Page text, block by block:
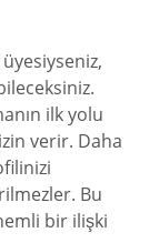
ilk yolu
verir. Daha
Bu
bir ilişki